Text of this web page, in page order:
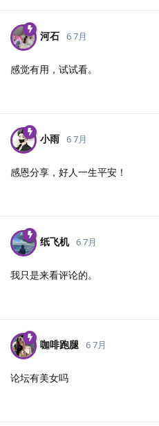
河石 6 7月
感觉有用，试试看。
小雨 6 7月
感恩分享，好人一生平安！
纸飞机 6 7月
我只是来看评论的。
咖啡跑腿 6 7月
论坛有美女吗